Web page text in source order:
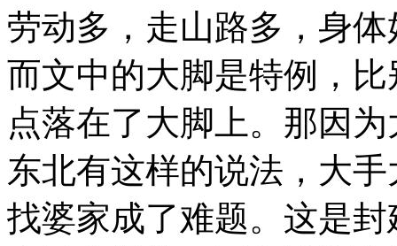
劳动多，走山路多，身
而文中的大脚是特例，
点落在了大脚上。那因
东北有这样的说法，大
找婆家成了难题。这是